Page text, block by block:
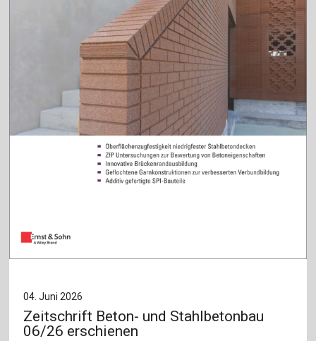
04. Juni 2026
Zeitschrift Beton- und Stahlbetonbau
06/26 erschienen